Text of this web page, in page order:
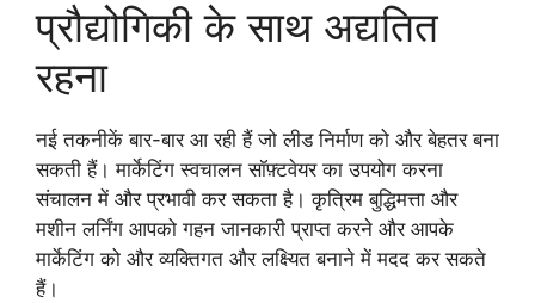
प्रौद्योगिकी के साथ अद्यतित
रहना
नई तकनीकें बार-बार आ रही हैं जो लीड निर्माण को और बेहतर बना
सकती हैं। मार्केटिंग स्वचालन सॉफ़्टवेयर का उपयोग करना
संचालन में और प्रभावी कर सकता है। कृत्रिम बुद्धिमत्ता और
मशीन लर्निंग आपको गहन जानकारी प्राप्त करने और आपके
मार्केटिंग को और व्यक्तिगत और लक्ष्यित बनाने में मदद कर सकते
हैं।